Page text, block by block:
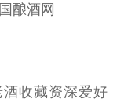
酿酒网
收藏资深爱好